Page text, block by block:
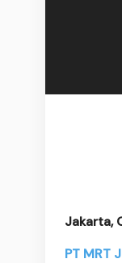
Jakarta,
PT MRT